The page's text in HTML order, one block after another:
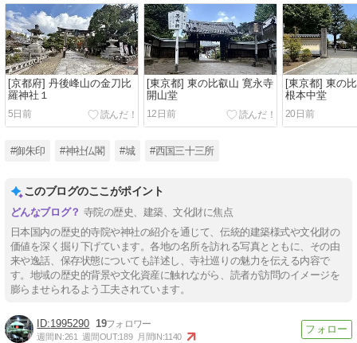
[京都府] 丹後峰山の金刀比
羅神社１
5日前
[東京都] 東の比叡山 寛永寺
開山堂
12日前
[東京都] 東の
根本中堂
20日前
#御朱印 #神社仏閣 #城 #西国三十三所
このブログのここがポイント
寺院の歴史、建築、文化財に焦点
日本国内の歴史的寺院や神社の紹介を通じて、伝統的建築様式や文化財の
価値を深く掘り下げています。各地の名所を訪れる写真とともに、その由
来や逸話、保存状態についても詳述し、寺社巡りの魅力を伝える内容で
す。地域の歴史的背景や文化資産に触れながら、読者が訪問のイメージを
膨らませられるよう工夫されています。
1995290 19
週間IN:261 週間OUT:189 月間IN:1140